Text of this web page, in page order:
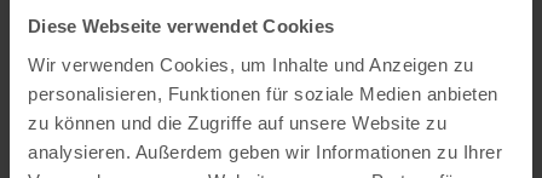
Diese Webseite verwendet Cookies
Wir verwenden Cookies, um Inhalte und Anzeigen zu
personalisieren, Funktionen für soziale Medien anbieten
zu können und die Zugriffe auf unsere Website zu
analysieren. Außerdem geben wir Informationen zu Ihrer
Öffnungszeiten